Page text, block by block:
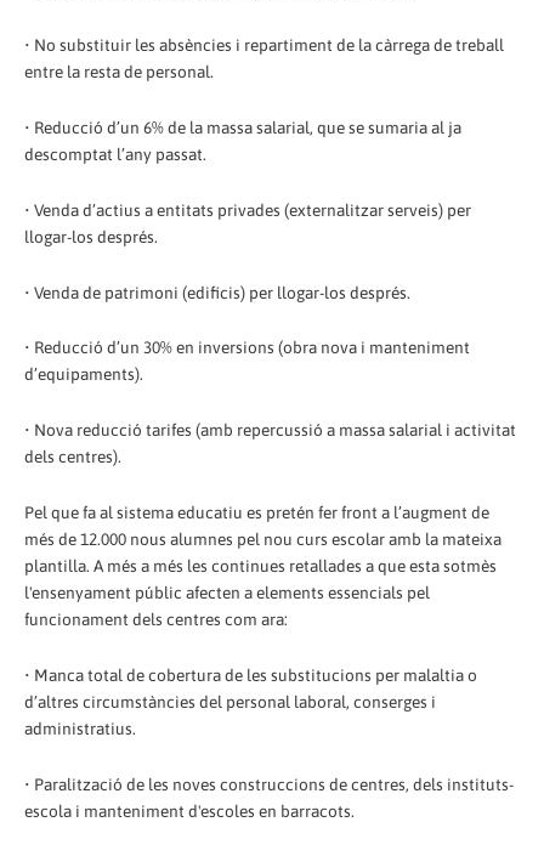
• No substituir les absències i repartiment de la càrrega de treball
entre la resta de personal.
• Reducció d’un 6% de la massa salarial, que se sumaria al ja
descomptat l’any passat.
• Venda d’actius a entitats privades (externalitzar serveis) per
llogar-los després.
• Venda de patrimoni (edificis) per llogar-los després.
• Reducció d’un 30% en inversions (obra nova i manteniment
d’equipaments).
• Nova reducció tarifes (amb repercussió a massa salarial i activitat
dels centres).
Pel que fa al sistema educatiu es pretén fer front a l’augment de
més de 12.000 nous alumnes pel nou curs escolar amb la mateixa
plantilla. A més a més les continues retallades a que esta sotmès
l'ensenyament públic afecten a elements essencials pel
funcionament dels centres com ara:
• Manca total de cobertura de les substitucions per malaltia o
d’altres circumstàncies del personal laboral, conserges i
administratius.
• Paralització de les noves construccions de centres, dels instituts-
escola i manteniment d'escoles en barracots.